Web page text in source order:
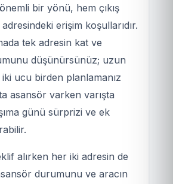
bir yönü, hem çıkış
erişim koşullarıdır.
tek adresin kat ve
düşünürsünüz; uzun
ucu birden planlamanız
asansör varken varışta
günü sürprizi ve ek
alırken her iki adresin de
durumunu ve aracın